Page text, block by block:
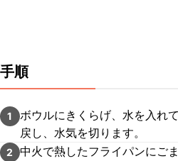
手順
1
ボウルにきくらげ、水を入れ
戻し、水気を切ります。
2
中火で熱したフライパンにご